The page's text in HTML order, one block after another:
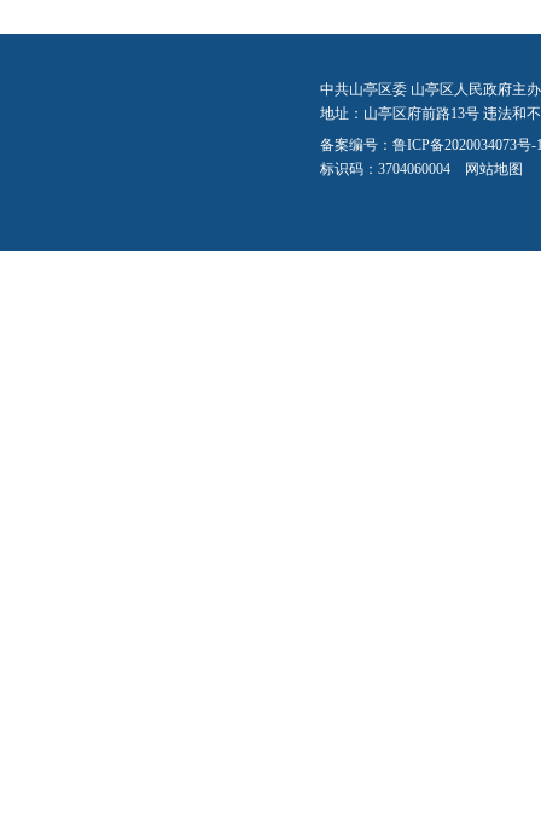
中共山亭区委 山亭区人民政府主
地址：山亭区府前路13号 违法和
备案编号： 鲁ICP备2020034073号-
标识码：3704060004 网站地图